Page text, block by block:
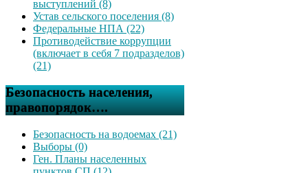
выступлений (8)
Устав сельского поселения (8)
Федеральные НПА (22)
Противодействие коррупции
(включает в себя 7 подразделов)
(21)
Безопасность населения,
правопорядок….
Безопасность на водоемах (21)
Выборы (0)
Ген. Планы населенных